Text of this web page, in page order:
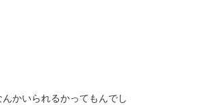
かいられるかってもんでし